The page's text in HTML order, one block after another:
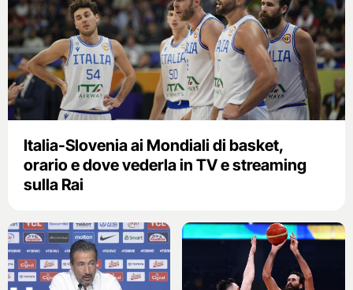
Italia-Slovenia ai Mondiali di basket,
orario e dove vederla in TV e streaming
sulla Rai